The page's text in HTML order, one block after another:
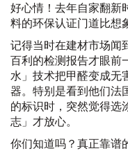
好心情！去年自家翻新
料的环保认证门道比想
记得当时在建材市场闻
百利的检测报告才眼前
水」技术把甲醛变成无
器。特别是看到他们法
的标识时，突然觉得
志」才放心。
你们知道吗？真正靠谱